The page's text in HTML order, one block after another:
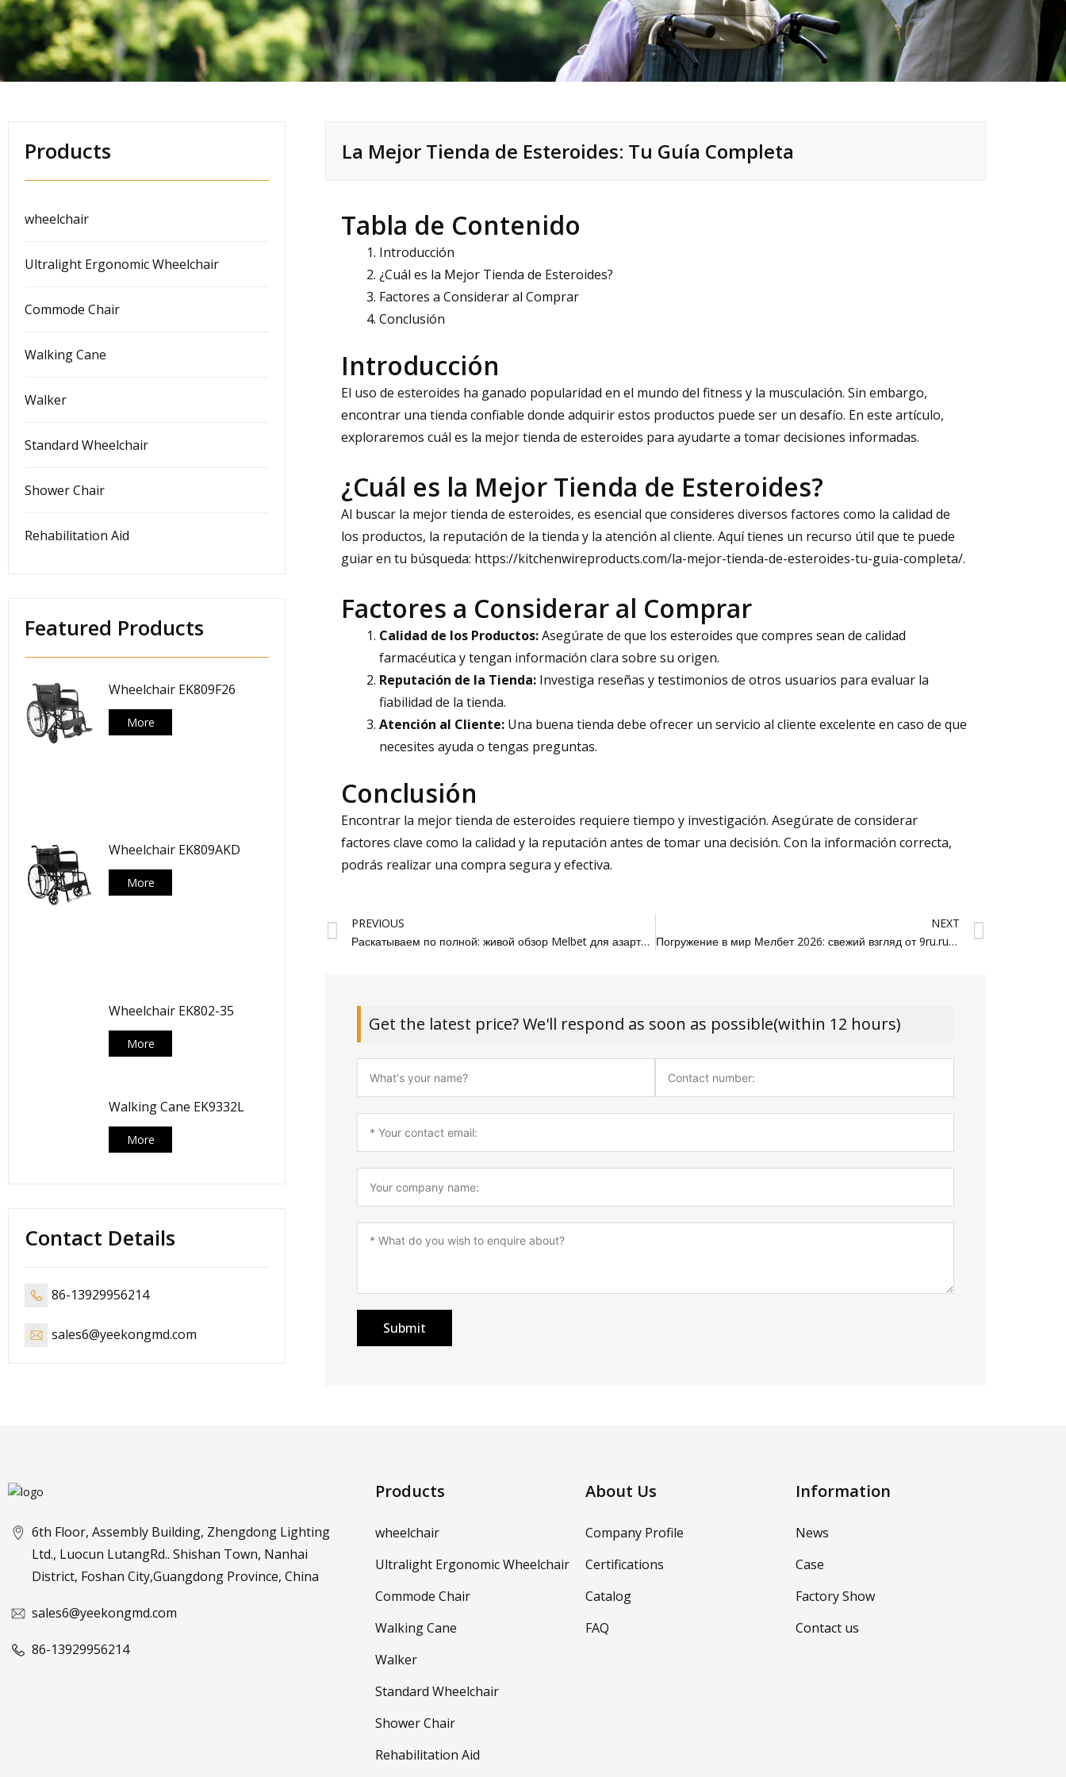
Products
wheelchair
Ultralight Ergonomic Wheelchair
Commode Chair
Walking Cane
Walker
Standard Wheelchair
Shower Chair
Rehabilitation Aid
Featured Products
Wheelchair EK809F26
More
Wheelchair EK809AKD
More
Wheelchair EK802-35
More
Walking Cane EK9332L
More
Contact Details
86-13929956214
sales6@yeekongmd.com
La Mejor Tienda de Esteroides: Tu Guía Completa
Tabla de Contenido
Introducción
¿Cuál es la Mejor Tienda de Esteroides?
Factores a Considerar al Comprar
Conclusión
Introducción
El uso de esteroides ha ganado popularidad en el mundo del fitness y la musculación. Sin embargo,
encontrar una tienda confiable donde adquirir estos productos puede ser un desafío. En este artículo,
exploraremos cuál es la mejor tienda de esteroides para ayudarte a tomar decisiones informadas.
¿Cuál es la Mejor Tienda de Esteroides?
Al buscar la mejor tienda de esteroides, es esencial que consideres diversos factores como la calidad de
los productos, la reputación de la tienda y la atención al cliente. Aquí tienes un recurso útil que te puede
guiar en tu búsqueda: https://kitchenwireproducts.com/la-mejor-tienda-de-esteroides-tu-guia-completa/.
Factores a Considerar al Comprar
Calidad de los Productos:Asegúrate de que los esteroides que compres sean de calidad
farmacéutica y tengan información clara sobre su origen.
Reputación de la Tienda: Investiga reseñas y testimonios de otros usuarios para evaluar la
fiabilidad de la tienda.
Atención al Cliente: Una buena tienda debe ofrecer un servicio al cliente excelente en caso de que
necesites ayuda o tengas preguntas.
Conclusión
Encontrar la mejor tienda de esteroides requiere tiempo y investigación. Asegúrate de considerar
factores clave como la calidad y la reputación antes de tomar una decisión. Con la información correcta,
podrás realizar una compra segura y efectiva.
Prev
PREVIOUS
Раскатываем по полной: живой обзор Melbet для азартных профи из Москвы
NEXT
Погружение в мир Мелбет 2026: свежий взгляд от 9ru.ru из Екатеринбурга
Get the latest price? We'll respond as soon as possible(within 12 hours)
Submit
6th Floor, Assembly Building, Zhengdong Lighting
Ltd., Luocun LutangRd.. Shishan Town, Nanhai
District, Foshan City,Guangdong Province, China
sales6@yeekongmd.com
86-13929956214
Products
wheelchair
Ultralight Ergonomic Wheelchair
Commode Chair
Walking Cane
Walker
Standard Wheelchair
Shower Chair
Rehabilitation Aid
About Us
Company Profile
Certifications
Catalog
FAQ
Information
News
Case
Factory Show
Contact us